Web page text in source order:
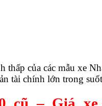
thấp của các mẫu xe
tài chính lớn trong